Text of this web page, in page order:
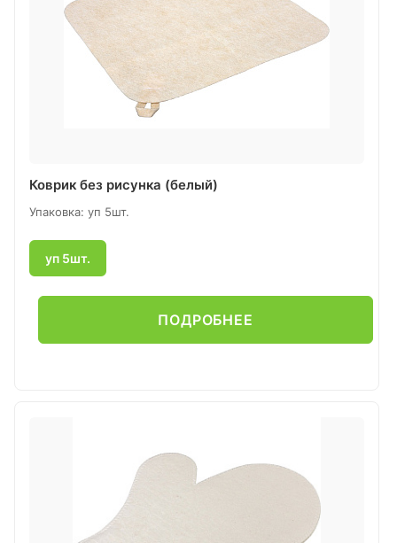
Коврик без рисунка (белый)
Упаковка: уп 5шт.
уп 5шт.
ПОДРОБНЕЕ